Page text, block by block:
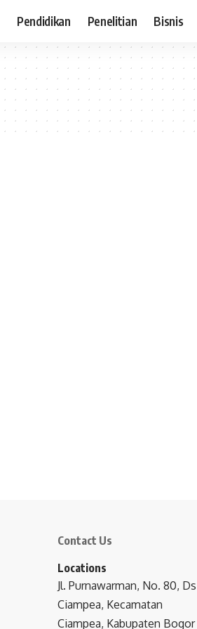
Pendidikan Penelitian Bisnis
Contact Us
Locations
Jl. Purnawarman, No. 80,
Ciampea, Kecamatan
Ciampea, Kabupaten Bogor